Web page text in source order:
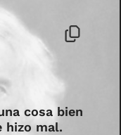
cosa bien
hizo mal.